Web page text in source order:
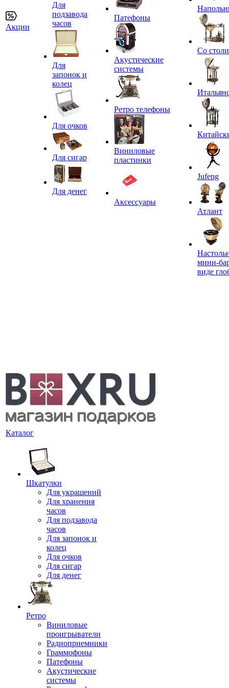
Акции
Для
подзавода
часов
Для
запонок и
колец
Для очков
Для сигар
Для денег
Патефоны
Акустические
системы
Ретро телефоны
Виниловые
пластинки
Аксессуары
Со
Jufeng
Атлант
мини-
виде
Каталог
Шкатулки
Для украшений
Для хранения
часов
Для подзавода
часов
Для запонок и
колец
Для очков
Для сигар
Для денег
Ретро
Виниловые
проигрыватели
Радиоприемники
Граммофоны
Патефоны
Акустические
системы